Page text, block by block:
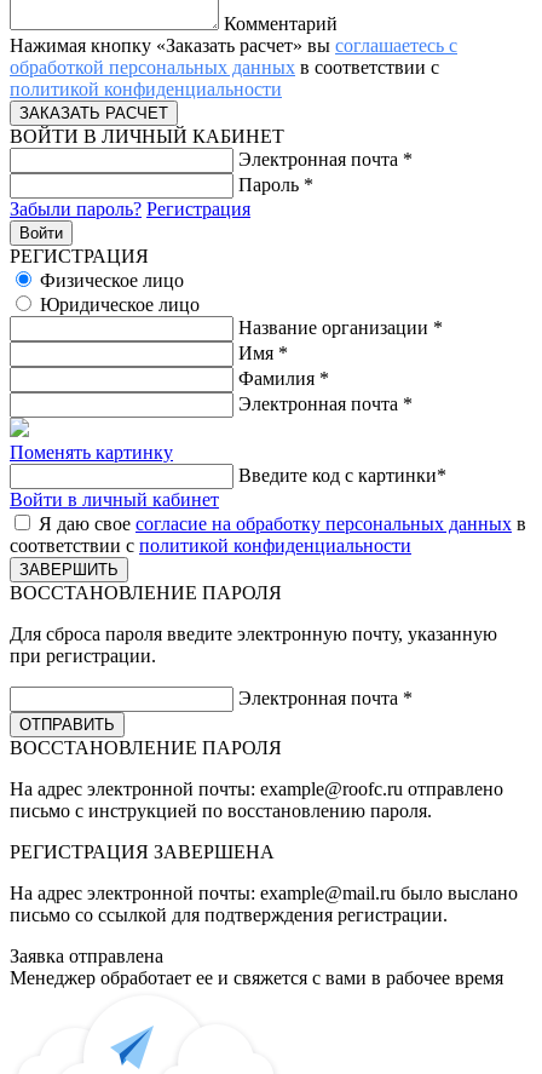
Комментарий
Нажимая кнопку «Заказать расчет» вы соглашаетесь с
обработкой персональных данных в соответствии с
политикой конфиденциальности
ВОЙТИ В ЛИЧНЫЙ КАБИНЕТ
Электронная почта *
Пароль *
Забыли пароль? Регистрация
РЕГИСТРАЦИЯ
Физическое лицо
Юридическое лицо
Название организации *
Имя *
Фамилия *
Электронная почта *
Поменять картинку
Введите код с картинки*
Войти в личный кабинет
Я даю свое согласие на обработку персональных данных в
соответствии с политикой конфиденциальности
ВОССТАНОВЛЕНИЕ ПАРОЛЯ
Для сброса пароля введите электронную почту, указанную
при регистрации.
Электронная почта *
ВОССТАНОВЛЕНИЕ ПАРОЛЯ
На адрес электронной почты: example@roofc.ru отправлено
письмо с инструкцией по восстановлению пароля.
РЕГИСТРАЦИЯ ЗАВЕРШЕНА
На адрес электронной почты: example@mail.ru было выслано
письмо со ссылкой для подтверждения регистрации.
Заявка отправлена
Менеджер обработает ее и свяжется с вами в рабочее время